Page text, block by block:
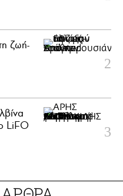
ζωή-
LiFO